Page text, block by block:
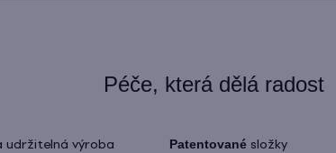
Péče, která dělá radost
udržitelná výroba Patentovanésložky